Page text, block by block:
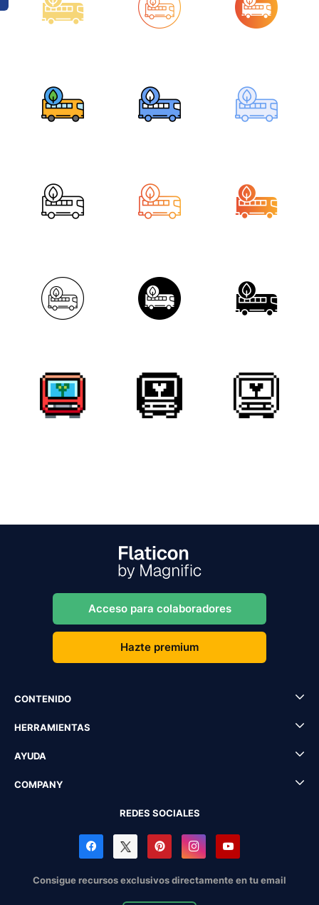
Acceso para colaboradores
Hazte premium
CONTENIDO
HERRAMIENTAS
AYUDA
COMPANY
REDES SOCIALES
Consigue recursos exclusivos directamente en tu email